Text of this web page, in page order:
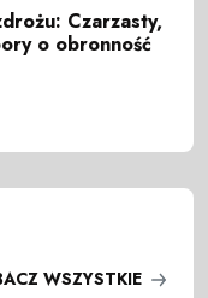
Czarzasty,
o obronność
WSZYSTKIE